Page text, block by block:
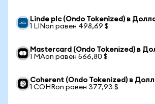
Linde plc (Ondo Tokenized) в
1 LINon равен 498,69 $
Mastercard (Ondo Tokenized) в
1 MAon равен 566,80 $
Coherent (Ondo Tokenized) в
1 COHRon равен 377,93 $